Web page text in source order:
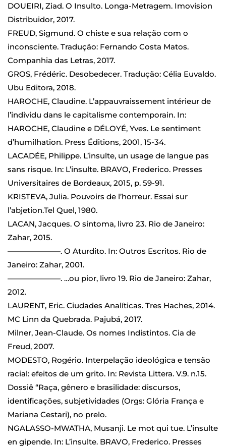
DOUEIRI, Ziad. O Insulto. Longa-Metragem. Imovision
Distribuidor, 2017.
FREUD, Sigmund. O chiste e sua relação com o
inconsciente. Tradução: Fernando Costa Matos.
Companhia das Letras, 2017.
GROS, Frédéric. Desobedecer. Tradução: Célia Euvaldo.
Ubu Editora, 2018.
HAROCHE, Claudine. L’appauvraissement intérieur de
l’individu dans le capitalisme contemporain. In:
HAROCHE, Claudine e DÉLOYÉ, Yves. Le sentiment
d’humilhation. Press Éditions, 2001, 15-34.
LACADÉE, Philippe. L’insulte, un usage de langue pas
sans risque. In: L’insulte. BRAVO, Frederico. Presses
Universitaires de Bordeaux, 2015, p. 59-91.
KRISTEVA, Julia. Pouvoirs de l’horreur. Essai sur
l’abjetion.Tel Quel, 1980.
LACAN, Jacques. O sintoma, livro 23. Rio de Janeiro:
Zahar, 2015.
———————. O Aturdito. In: Outros Escritos. Rio de
Janeiro: Zahar, 2001.
———————. …ou pior, livro 19. Rio de Janeiro: Zahar,
2012.
LAURENT, Eric. Ciudades Analíticas. Tres Haches, 2014.
MC Linn da Quebrada. Pajubá, 2017.
Milner, Jean-Claude. Os nomes Indistintos. Cia de
Freud, 2007.
MODESTO, Rogério. Interpelação ideológica e tensão
racial: efeitos de um grito. In: Revista Littera. V.9. n.15.
Dossiê “Raça, gênero e brasilidade: discursos,
identificações, subjetividades (Orgs: Glória França e
Mariana Cestari), no prelo.
NGALASSO-MWATHA, Musanji. Le mot qui tue. L’insulte
en gipende. In: L’insulte. BRAVO, Frederico. Presses